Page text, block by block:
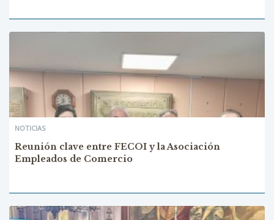
NOTICIAS
Reunión clave entre FECOI y la Asociación
Empleados de Comercio